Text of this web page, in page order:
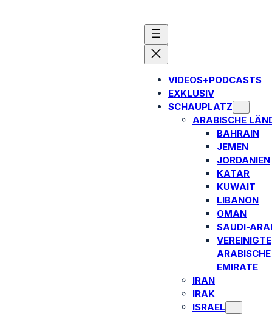
VIDEOS+PODCASTS
EXKLUSIV
SCHAUPLATZ
ARABISCHE
BAHRAIN
JEMEN
JORDANIEN
KATAR
KUWAIT
LIBANON
OMAN
SAUDI-
VEREINIGTE
ARABISCHE
EMIRATE
IRAN
IRAK
ISRAEL